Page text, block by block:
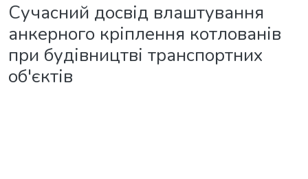
Сучасний досвід влаштування
анкерного кріплення котлованів
при будівництві транспортних
об'єктів